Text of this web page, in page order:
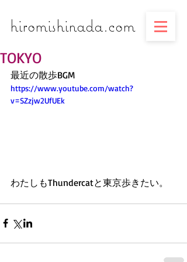
​​​​​​​hiromishinada.com
TOKYO
最近の散歩BGM
https://www.youtube.com/watch?
v=SZzjw2UfUEk
わたしもThundercatと東京歩きたい。